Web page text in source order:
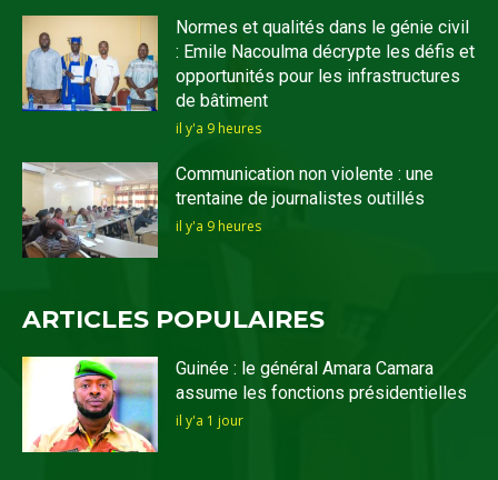
Normes et qualités dans le génie civil
: Emile Nacoulma décrypte les défis et
opportunités pour les infrastructures
de bâtiment
il y'a 9 heures
Communication non violente : une
trentaine de journalistes outillés
il y'a 9 heures
ARTICLES POPULAIRES
Guinée : le général Amara Camara
assume les fonctions présidentielles
il y'a 1 jour